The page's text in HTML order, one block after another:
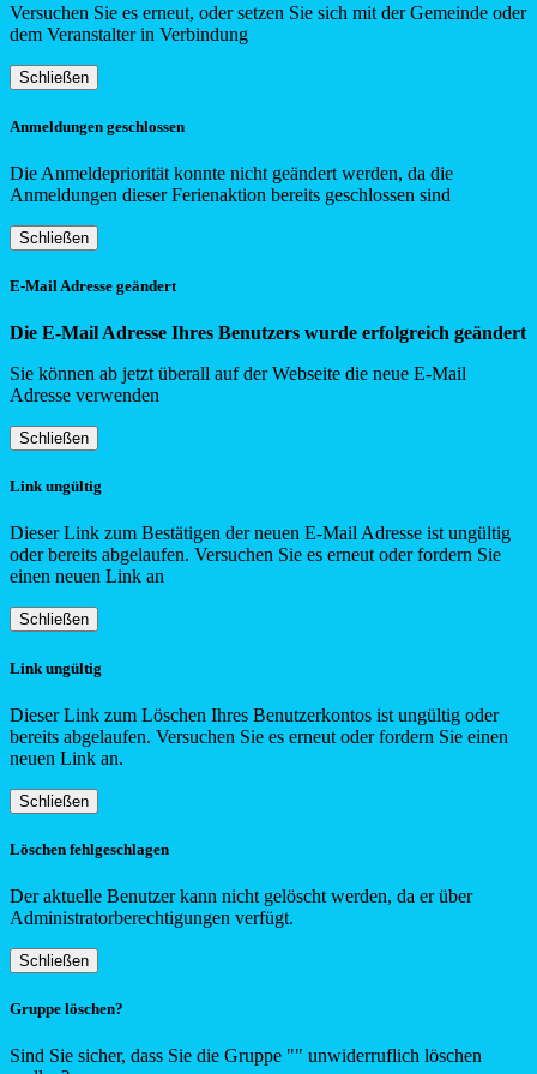
Versuchen Sie es erneut, oder setzen Sie sich mit der Gemeinde oder
dem Veranstalter in Verbindung
Schließen
Anmeldungen geschlossen
Die Anmeldepriorität konnte nicht geändert werden, da die
Anmeldungen dieser Ferienaktion bereits geschlossen sind
Schließen
E-Mail Adresse geändert
Die E-Mail Adresse Ihres Benutzers wurde erfolgreich geändert
Sie können ab jetzt überall auf der Webseite die neue E-Mail
Adresse verwenden
Schließen
Link ungültig
Dieser Link zum Bestätigen der neuen E-Mail Adresse ist ungültig
oder bereits abgelaufen. Versuchen Sie es erneut oder fordern Sie
einen neuen Link an
Schließen
Link ungültig
Dieser Link zum Löschen Ihres Benutzerkontos ist ungültig oder
bereits abgelaufen. Versuchen Sie es erneut oder fordern Sie einen
neuen Link an.
Schließen
Löschen fehlgeschlagen
Der aktuelle Benutzer kann nicht gelöscht werden, da er über
Administratorberechtigungen verfügt.
Schließen
Gruppe löschen?
Sind Sie sicher, dass Sie die Gruppe "" unwiderruflich löschen